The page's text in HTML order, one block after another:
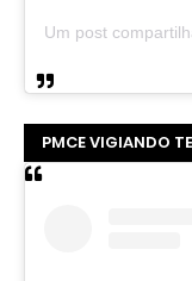
PMCE VIGIANDO